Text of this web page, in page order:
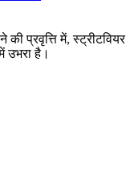
प्रवृत्ति में, स्ट्रीटवियर
उभरा है।